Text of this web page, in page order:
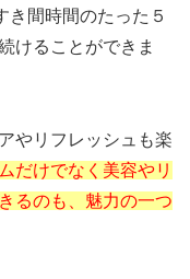
き間時間のたった５
けることができま
やリフレッシュも楽
だけでなく美容やリ
るのも、魅力の一つ